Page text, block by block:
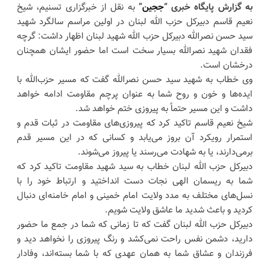
به گزارش پایگاه خبری “ججین”به نقل از خبرگزاری تسنیم، شیخ
نعیم قاسم دبیرکل حزب الله لبنان در اولین مراسم سالگرد شهید
سید حسن نصرالله دبیرکل حزب الله شهید لبنان اظهار داشت: گرچه
فقدان شهید نصرالله بسیار سخت است اما حضور ایشان همچنان
درخشان است.
وی خطاب به شهید سید حسن نصرالله گفت که مسیر حزب‌الله با
ایده‌ها و خون و روح شما به عنوان پرچم مقاومت ادامه خواهد
داشت و این مسیر حتماً به پیروزی ختم خواهد شد.
شیخ نعیم قاسم تاکید کرد که پیروزی‌های مقاومت در ثبات قدم و
استمرار رویکرد آن بروز می‌یابد و کسانی که در این مسیر قدم
برمی‌دارند، یا به شهادت می‌رسند یا پیروز می‌شوند.
دبیرکل حزب الله لبنان خطاب به سید شهید مقاومت تاکید کرد که
شما به ریسمان الهی نجات دست انداختید و ارتباط خود را با
نسل‌های مختلف به مدد ولایت امام خمینی و امام خامنه‌ای دنبال
کردید و باعث شدید ما عاشق ولایت شویم.
دبیرکل حزب الله لبنان گفت که تا زمانی که شما در جمع ما حضور
دارید، دشمن نفس راحت نمی‌کشد و رنگ پیروزی را نخواهد دید و
فرزندان و عشاق شما به همان عهدی که با شما بسته‌اند، وفادار